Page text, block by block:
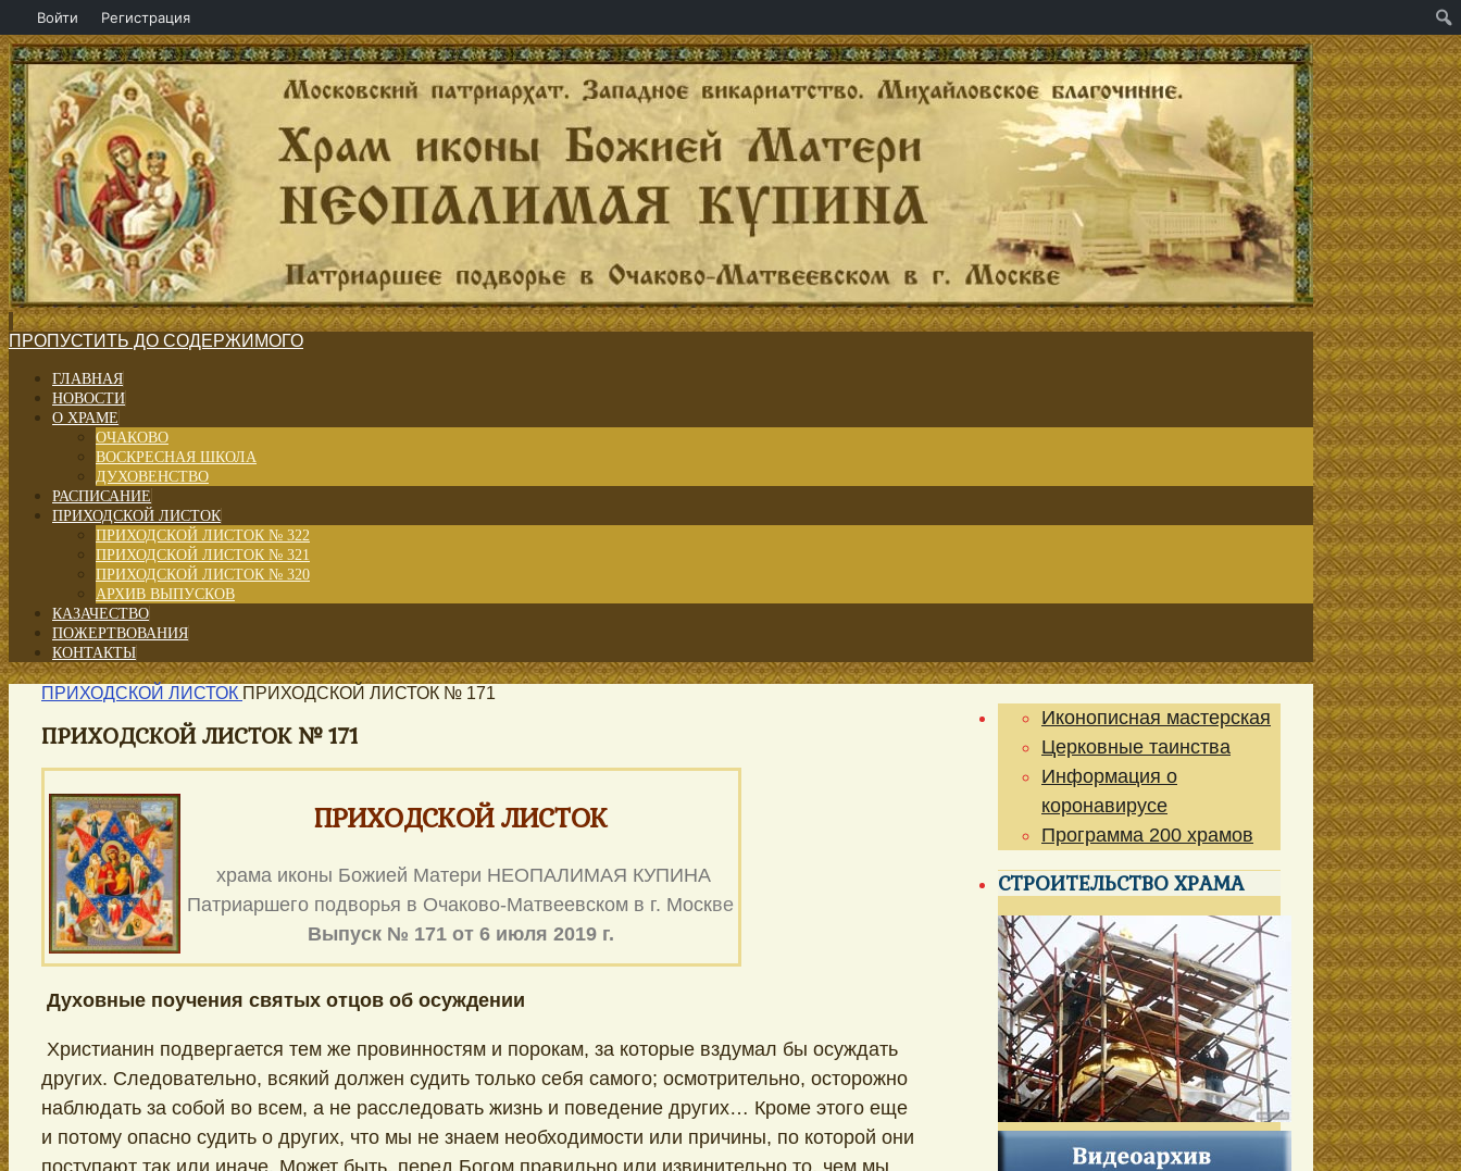
ПРОПУСТИТЬ ДО СОДЕРЖИМОГО
ГЛАВНАЯ
НОВОСТИ
О ХРАМЕ
ОЧАКОВО
ВОСКРЕСНАЯ ШКОЛА
ДУХОВЕНСТВО
РАСПИСАНИЕ
ПРИХОДСКОЙ ЛИСТОК
ПРИХОДСКОЙ ЛИСТОК № 322
ПРИХОДСКОЙ ЛИСТОК № 321
ПРИХОДСКОЙ ЛИСТОК № 320
АРХИВ ВЫПУСКОВ
КАЗАЧЕСТВО
ПОЖЕРТВОВАНИЯ
КОНТАКТЫ
ПРИХОДСКОЙ ЛИСТОК ПРИХОДСКОЙ ЛИСТОК № 171
ПРИХОДСКОЙ ЛИСТОК № 171
ПРИХОДСКОЙ ЛИСТОК
храма иконы Божией Матери НЕОПАЛИМАЯ КУПИНА
Патриаршего подворья в Очаково-Матвеевском в г. Москве
Выпуск № 171 от 6 июля 2019 г.
Духовные поучения святых отцов об осуждении
Христианин подвергается тем же провинностям и порокам, за которые вздумал бы осуждать
других. Следовательно, всякий должен судить только себя самого; осмотрительно, осторожно
наблюдать за собой во всем, а не расследовать жизнь и поведение других… Кроме этого еще
и потому опасно судить о других, что мы не знаем необходимости или причины, по которой они
Иконописная мастерская
Церковные таинства
Информация о
коронавирусе
Программа 200 храмов
СТРОИТЕЛЬСТВО ХРАМА
Войти Регистрация